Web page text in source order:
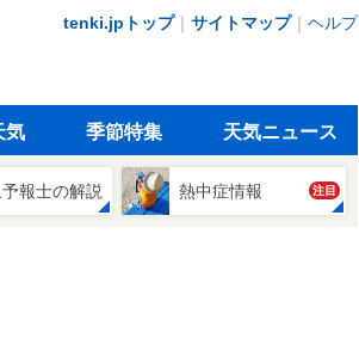
tenki.jpトップ｜ サイトマップ｜ ヘルプ
気 季節特集 天気ニュース
報士の解説 熱中症情報 注目